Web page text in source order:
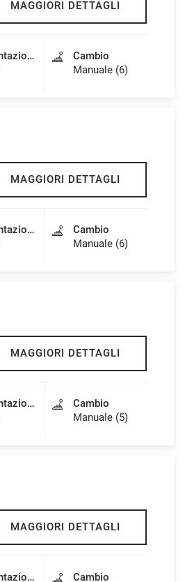
MAGGIORI DETTAGLI
Alimentazione
Cambio
Manuale (6)
MAGGIORI DETTAGLI
Alimentazione
Cambio
Manuale (6)
MAGGIORI DETTAGLI
Alimentazione
Cambio
Manuale (5)
MAGGIORI DETTAGLI
Alimentazione Cambio